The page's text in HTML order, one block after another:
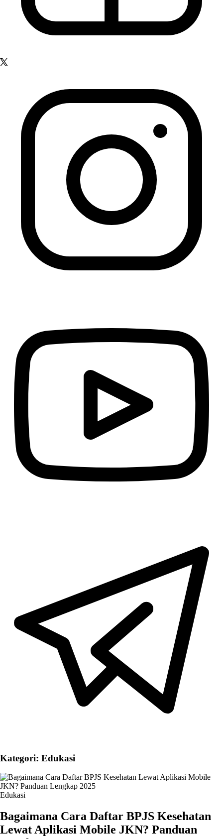
Kategori: Edukasi
Edukasi
Bagaimana Cara Daftar BPJS Kesehatan
Lewat Aplikasi Mobile JKN? Panduan